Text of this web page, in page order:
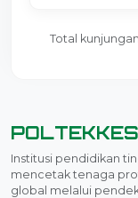
Total
Institusi pendidikan
mencetak tenaga
global melalui